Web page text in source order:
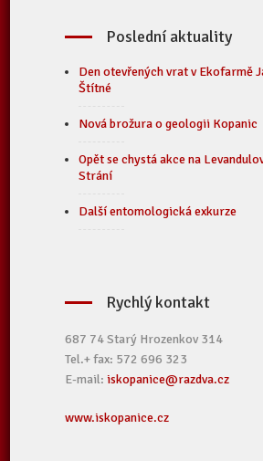
Poslední aktuality
Den otevřených vrat v Ekofarmě
Štítné
Nová brožura o geologii Kopanic
Opět se chystá akce na
Strání
Další entomologická exkurze
Rychlý kontakt
687 74 Starý Hrozenkov 314
Tel.+ fax: 572 696 323
E-mail:iskopanice@razdva.cz
www.iskopanice.cz